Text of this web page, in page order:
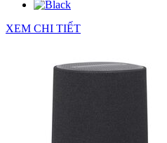
XEM CHI TIẾT